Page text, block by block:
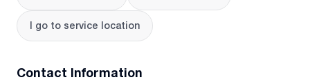
I go to service location
Contact Information